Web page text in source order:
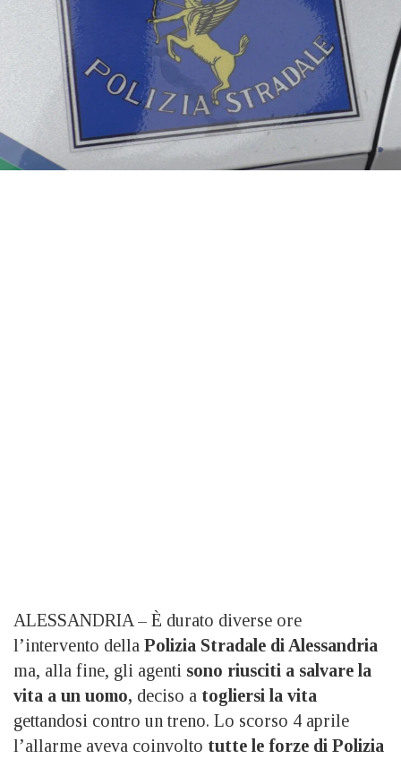
ALESSANDRIA – È durato diverse ore
l’intervento della Polizia Stradale di Alessandria
ma, alla fine, gli agenti sono riusciti a salvare la
vita a un uomo, deciso a togliersi la vita
gettandosi contro un treno. Lo scorso 4 aprile
l’allarme aveva coinvolto tutte le forze di Polizia